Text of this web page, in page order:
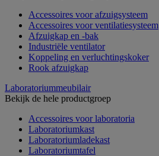
Accessoires voor afzuigsysteem
Accessoires voor ventilatiesysteem
Afzuigkap en -bak
Industriële ventilator
Koppeling en verluchtingskoker
Rook afzuigkap
Laboratoriummeubilair
Bekijk de hele productgroep
Accessoires voor laboratoria
Laboratoriumkast
Laboratoriumladekast
Laboratoriumtafel